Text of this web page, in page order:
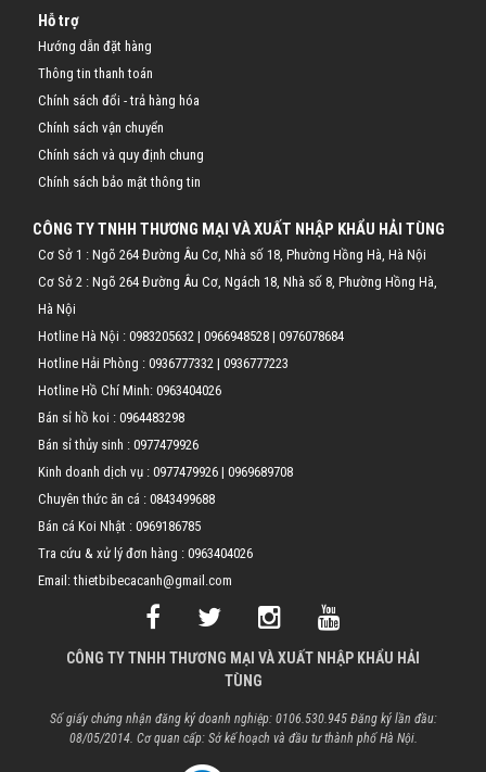
Hỗ trợ
Hướng dẫn đặt hàng
Thông tin thanh toán
Chính sách đổi - trả hàng hóa
Chính sách vận chuyển
Chính sách và quy định chung
Chính sách bảo mật thông tin
CÔNG TY TNHH THƯƠNG MẠI VÀ XUẤT NHẬP KHẨU HẢI TÙNG
Cơ Sở 1 : Ngõ 264 Đường Âu Cơ, Nhà số 18, Phường Hồng Hà, Hà Nội
Cơ Sở 2 : Ngõ 264 Đường Âu Cơ, Ngách 18, Nhà số 8, Phường Hồng Hà,
Hà Nội
Hotline Hà Nội : 0983205632 | 0966948528 | 0976078684
Hotline Hải Phòng : 0936777332 | 0936777223
Hotline Hồ Chí Minh: 0963404026
Bán sỉ hồ koi : 0964483298
Bán sỉ thủy sinh : 0977479926
Kinh doanh dịch vụ : 0977479926 | 0969689708
Chuyên thức ăn cá : 0843499688
Bán cá Koi Nhật : 0969186785
Tra cứu & xử lý đơn hàng : 0963404026
Email: thietbibecacanh@gmail.com
CÔNG TY TNHH THƯƠNG MẠI VÀ XUẤT NHẬP KHẨU HẢI
TÙNG
Số giấy chứng nhận đăng ký doanh nghiệp: 0106.530.945 Đăng ký lần đầu:
08/05/2014. Cơ quan cấp: Sở kế hoạch và đầu tư thành phố Hà Nội.